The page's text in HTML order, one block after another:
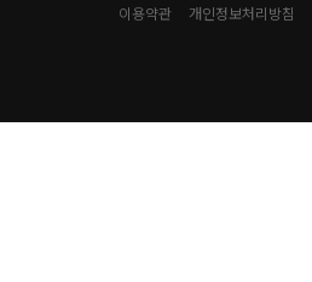
이용약관 개인정보처리방침